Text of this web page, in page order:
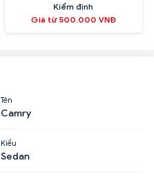
Kiểm định
Giá từ 500.000 VNĐ
Tên
Camry
Kiểu
Sedan